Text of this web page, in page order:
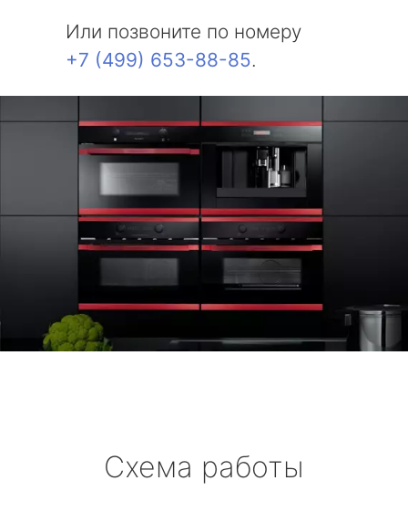
Или позвоните по номеру
+7 (499) 653-88-85.
Схема работы